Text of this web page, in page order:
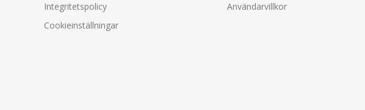
Integritetspolicy
Cookieinställningar
Användarvillkor